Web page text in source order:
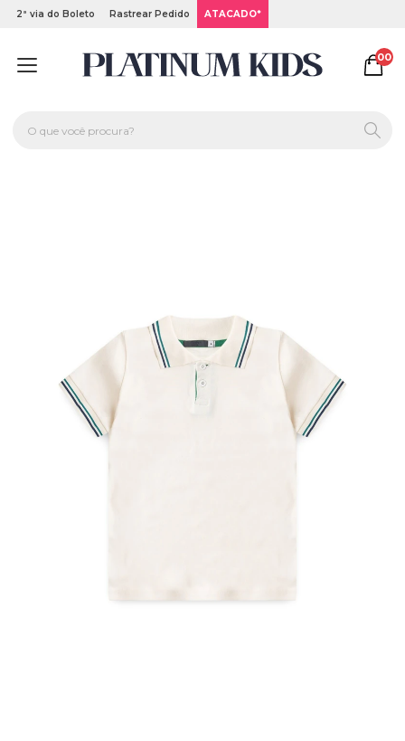
2ª via do Boleto Rastrear Pedido ATACADO*
00